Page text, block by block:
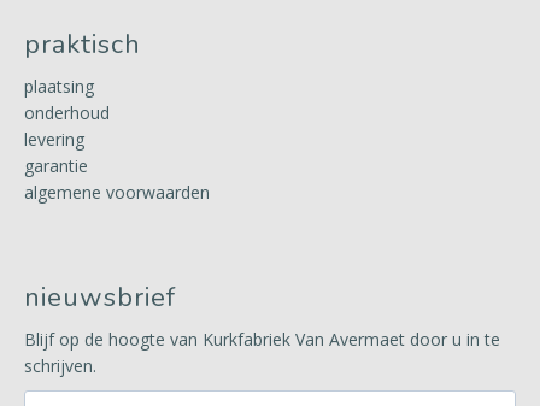
praktisch
plaatsing
onderhoud
levering
garantie
algemene voorwaarden
nieuwsbrief
Blijf op de hoogte van Kurkfabriek Van Avermaet door u in te
schrijven.